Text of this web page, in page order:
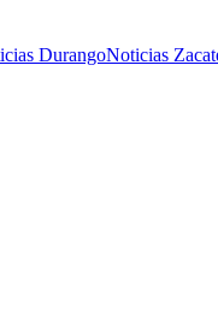
DurangoNoticias